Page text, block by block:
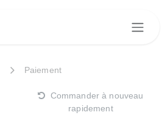
Paiement
Commander à nouveau
rapidement